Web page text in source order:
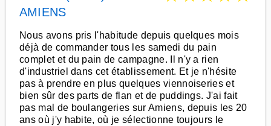
AMIENS
Nous avons pris l'habitude depuis quelques mois
déjà de commander tous les samedi du pain
complet et du pain de campagne. Il n'y a rien
d'industriel dans cet établissement. Et je n'hésite
pas à prendre en plus quelques viennoiseries et
bien sûr des parts de flan et de puddings. J'ai fait
pas mal de boulangeries sur Amiens, depuis les 20
ans où j'y habite, où je sélectionne toujours le